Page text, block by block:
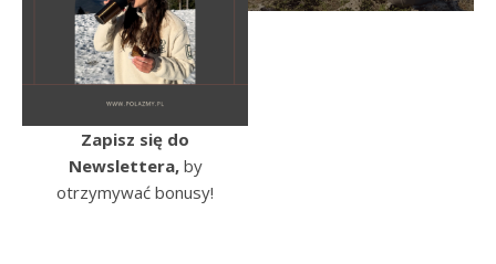
Zapisz się do
Newslettera,by
otrzymywać bonusy!